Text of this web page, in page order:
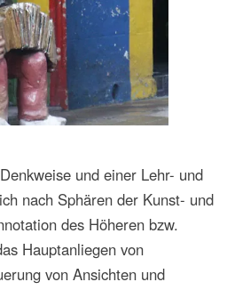
der
kollidierte mit der
und mit
neuen Sphäre und
Die
des Populären und
theoretische
für Studien von
ihrem
geführt, in
Ansätze der
Bedeutung
Großstädten
als Lehrstück der